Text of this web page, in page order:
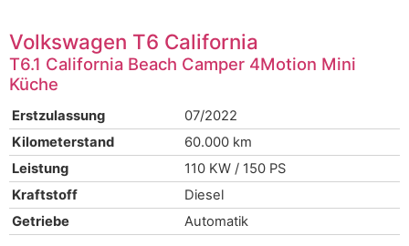
Volkswagen T6 California
T6.1 California Beach Camper 4Motion Mini
Küche
Erstzulassung
07/2022
Kilometerstand
60.000 km
Leistung
110 KW / 150 PS
Kraftstoff
Diesel
Getriebe
Automatik